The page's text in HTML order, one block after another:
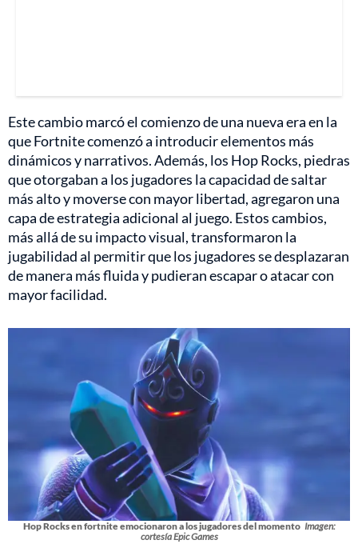
Este cambio marcó el comienzo de una nueva era en la
que Fortnite comenzó a introducir elementos más
dinámicos y narrativos. Además, los Hop Rocks, piedras
que otorgaban a los jugadores la capacidad de saltar
más alto y moverse con mayor libertad, agregaron una
capa de estrategia adicional al juego. Estos cambios,
más allá de su impacto visual, transformaron la
jugabilidad al permitir que los jugadores se desplazaran
de manera más fluida y pudieran escapar o atacar con
mayor facilidad.
Hop Rocks en fortnite emocionaron a los jugadores del momento Imagen:
cortesía Epic Games